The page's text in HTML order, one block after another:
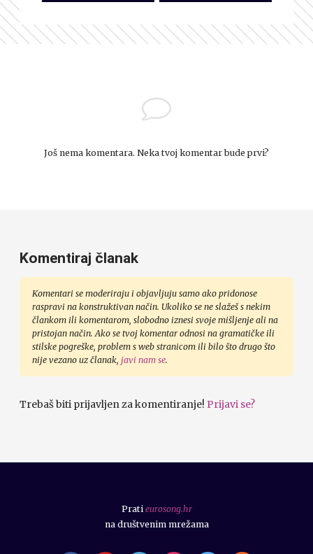
Još nema komentara. Neka tvoj komentar bude prvi?
Komentiraj članak
Komentari se moderiraju i objavljuju samo ako pridonose
raspravi na konstruktivan način. Ukoliko se ne slažeš s nekim
člankom ili komentarom, slobodno iznesi svoje mišljenje ali na
pristojan način. Ako se tvoj komentar odnosi na gramatičke ili
stilske pogreške, problem s web stranicom ili bilo što drugo što
nije vezano uz članak, javi nam se.
Trebaš biti prijavljen za komentiranje! Prijavi se?
Prati eurosong.hr
na društvenim mrežama